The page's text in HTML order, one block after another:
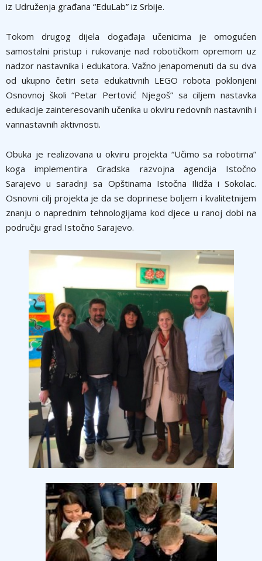
iz Udruženja građana “EduLab” iz Srbije.
Tokom drugog dijela događaja učenicima je omogućen
samostalni pristup i rukovanje nad robotičkom opremom uz
nadzor nastavnika i edukatora. Važno jenapomenuti da su dva
od ukupno četiri seta edukativnih LEGO robota poklonjeni
Osnovnoj školi “Petar Pertović Njegoš” sa ciljem nastavka
edukacije zainteresovanih učenika u okviru redovnih nastavnih i
vannastavnih aktivnosti.
Obuka je realizovana u okviru projekta “Učimo sa robotima”
koga implementira Gradska razvojna agencija Istočno
Sarajevo u saradnji sa Opštinama Istočna Ilidža i Sokolac.
Osnovni cilj projekta je da se doprinese boljem i kvalitetnijem
znanju o naprednim tehnologijama kod djece u ranoj dobi na
području grad Istočno Sarajevo.